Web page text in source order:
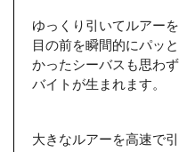
ゆっくり引いてルアー
目の前を瞬間的にパッ
かったシーバスも思わ
バイトが生まれます。
大きなルアーを高速で